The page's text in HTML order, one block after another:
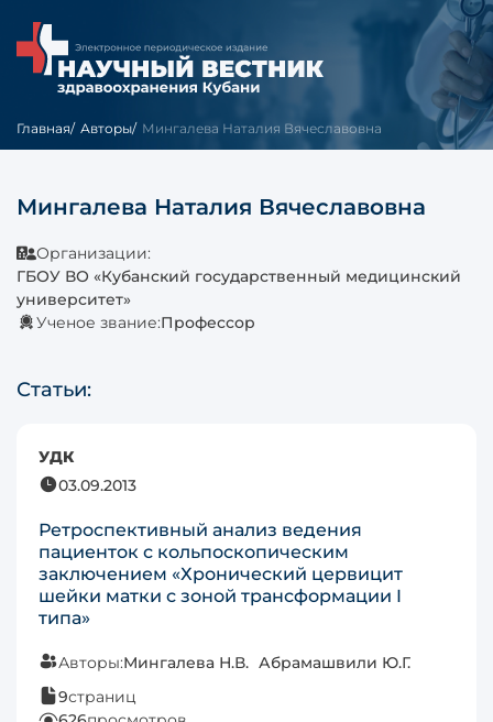
Главная Авторы Мингалева Наталия Вячеславовна
Мингалева Наталия Вячеславовна
Организации:
ГБОУ ВО «Кубанский государственный медицинский
университет»
Ученое звание:Профессор
Статьи:
УДК
03.09.2013
Ретроспективный анализ ведения
пациенток с кольпоскопическим
заключением «Хронический цервицит
шейки матки с зоной трансформации I
типа»
Авторы:Мингалева Н.В. Абрамашвили Ю.Г.
9страниц